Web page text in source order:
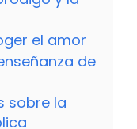
el amor
de
sobre la